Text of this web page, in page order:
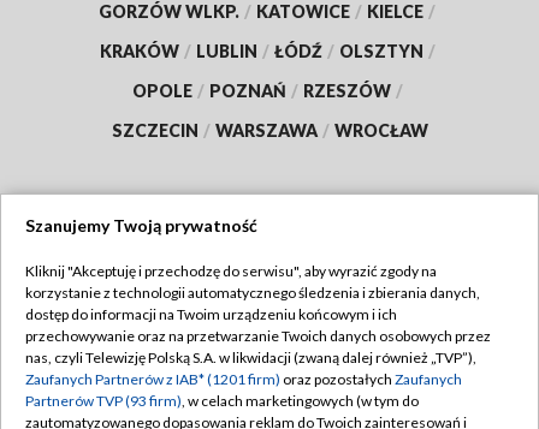
GORZÓW WLKP. / KATOWICE / KIELCE /
KRAKÓW / LUBLIN / ŁÓDŹ / OLSZTYN /
OPOLE / POZNAŃ / RZESZÓW /
SZCZECIN / WARSZAWA / WROCŁAW
TVP
Abonament TVP
Emisja w TVP
Centrum informacji TVP
Regulamin TVP
Polityka prywatności
Moje zgody
Szanujemy Twoją prywatność
Kliknij "Akceptuję i przechodzę do serwisu", aby wyrazić zgody na
korzystanie z technologii automatycznego śledzenia i zbierania danych,
dostęp do informacji na Twoim urządzeniu końcowym i ich
przechowywanie oraz na przetwarzanie Twoich danych osobowych przez
nas, czyli Telewizję Polską S.A. w likwidacji (zwaną dalej również „TVP”),
Zaufanych Partnerów z IAB* (1201 firm) oraz pozostałych Zaufanych
Partnerów TVP (93 firm), w celach marketingowych (w tym do
zautomatyzowanego dopasowania reklam do Twoich zainteresowań i